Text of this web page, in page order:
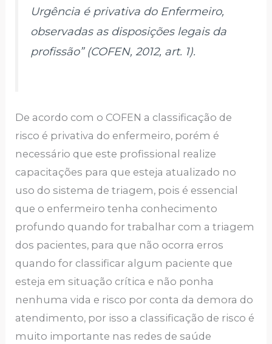
Urgência é privativa do Enfermeiro,
observadas as disposições legais da
profissão” (COFEN, 2012, art. 1).
De acordo com o COFEN a classificação de
risco é privativa do enfermeiro, porém é
necessário que este profissional realize
capacitações para que esteja atualizado no
uso do sistema de triagem, pois é essencial
que o enfermeiro tenha conhecimento
profundo quando for trabalhar com a triagem
dos pacientes, para que não ocorra erros
quando for classificar algum paciente que
esteja em situação crítica e não ponha
nenhuma vida e risco por conta da demora do
atendimento, por isso a classificação de risco é
muito importante nas redes de saúde